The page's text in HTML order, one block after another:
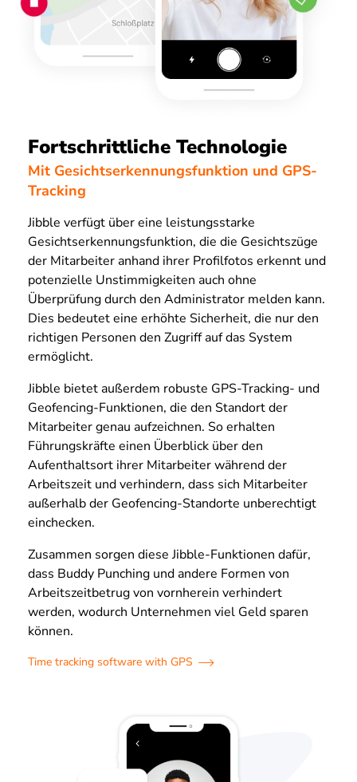
Fortschrittliche Technologie
Mit Gesichtserkennungsfunktion und GPS-
Tracking
Jibble verfügt über eine leistungsstarke
Gesichtserkennungsfunktion, die die Gesichtszüge
der Mitarbeiter anhand ihrer Profilfotos erkennt und
potenzielle Unstimmigkeiten auch ohne
Überprüfung durch den Administrator melden kann.
Dies bedeutet eine erhöhte Sicherheit, die nur den
richtigen Personen den Zugriff auf das System
ermöglicht.
Jibble bietet außerdem robuste GPS-Tracking- und
Geofencing-Funktionen, die den Standort der
Mitarbeiter genau aufzeichnen. So erhalten
Führungskräfte einen Überblick über den
Aufenthaltsort ihrer Mitarbeiter während der
Arbeitszeit und verhindern, dass sich Mitarbeiter
außerhalb der Geofencing-Standorte unberechtigt
einchecken.
Zusammen sorgen diese Jibble-Funktionen dafür,
dass Buddy Punching und andere Formen von
Arbeitszeitbetrug von vornherein verhindert
werden, wodurch Unternehmen viel Geld sparen
können.
Time tracking software with GPS